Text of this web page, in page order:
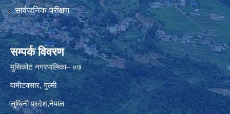
सार्वजनिक परीक्षण
सम्पर्क विवरण
मुसिकोट नगरपालिका– ०७
वामीटक्सार, गुल्मी
लुम्बिनी प्रदेश,नेपाल